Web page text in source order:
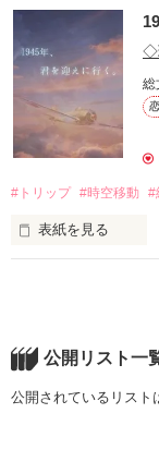
脳に腫瘍を持つ、
『知ってた？
約65リットルなん
＊
♡孤独なお嬢様は
【水渡 海真　×　
☆日向家の諸事情
【日向 葉奈　×　
•
そんな男性を、拾
『……記憶がない
ので。
お疲れさまでした
(入学して1ヶ月と
『おねがい守って
今日から俺のい
◇
総
#トリップ #時空移動 #
表紙を見る
公開リスト一
公開されているリスト